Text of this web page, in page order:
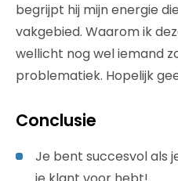
begrijpt hij mijn energie
vakgebied. Waarom ik
wellicht nog wel iemand
problematiek. Hopelijk
Conclusie
Je bent succesvol als